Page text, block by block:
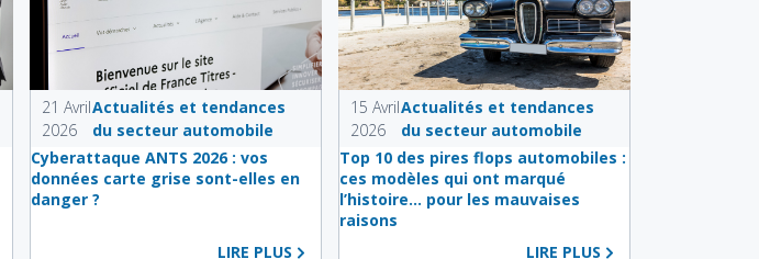
21 Avril
2026
Actualités et tendances
du secteur automobile
Cyberattaque ANTS 2026 : vos
données carte grise sont-elles en
danger ?
LIRE PLUS
15 Avril
2026
Actualités et tendances
du secteur automobile
Top 10 des pires flops automobiles :
ces modèles qui ont marqué
l’histoire… pour les mauvaises
raisons
LIRE PLUS